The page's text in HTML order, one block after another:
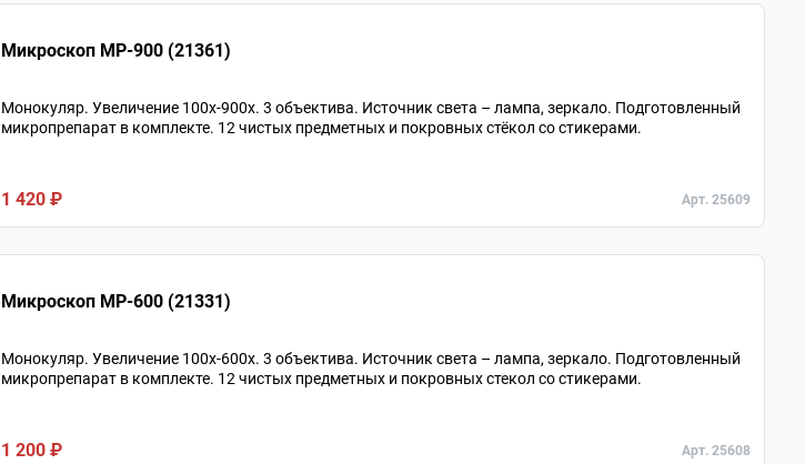
Микроскоп MP-900 (21361)
Монокуляр. Увеличение 100х-900х. 3 объектива. Источник света – лампа, зеркало. Подготовленный
микропрепарат в комплекте. 12 чистых предметных и покровных стёкол со стикерами.
1 420 ₽ Арт. 25609
Микроскоп MP-600 (21331)
Монокуляр. Увеличение 100х-600х. 3 объектива. Источник света – лампа, зеркало. Подготовленный
микропрепарат в комплекте. 12 чистых предметных и покровных стекол со стикерами.
1 200 ₽ Арт. 25608